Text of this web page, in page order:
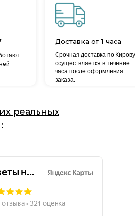
Срочная доставка по Кирову
осуществляется в течение
часа после оформления
заказа.
Доставка от 1 часа
реальных